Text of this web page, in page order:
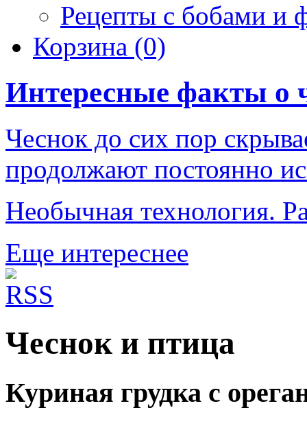
Рецепты с бобами и
Корзина (0)
Интересные факты о
Чеснок до сих пор
продолжают постоянно
Необычная технология.
Еще интереснее
Чеснок и птица
Куриная грудка с